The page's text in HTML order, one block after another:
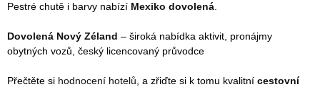
Pestré chutě i barvy nabízí Mexiko dovolená
Dovolená Nový Zéland – široká nabídka aktivit, pronájmy
obytných vozů, český licencovaný průvodce
Přečtěte si hodnocení hotelů , a zřiďte si k tomu kvalitní cestovní